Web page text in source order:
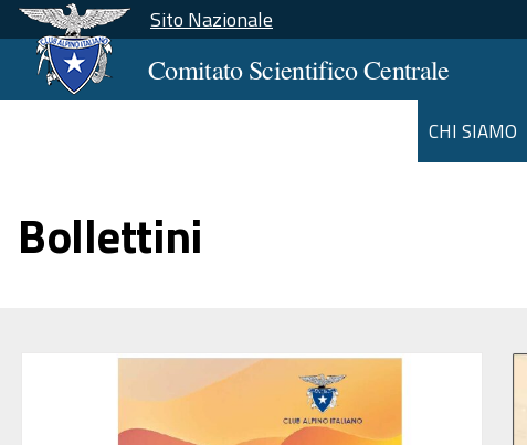
Sito Nazionale
Comitato Scientifico Centrale
CHI SIAMO
Bollettini